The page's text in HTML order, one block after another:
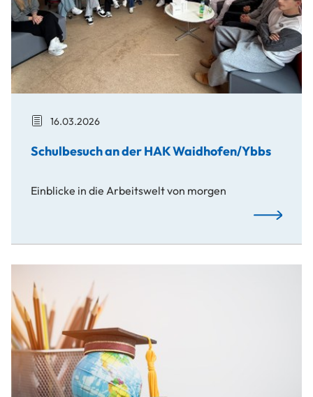
16.03.2026
Schulbesuch an der HAK Waidhofen/Ybbs
Einblicke in die Arbeitswelt von morgen